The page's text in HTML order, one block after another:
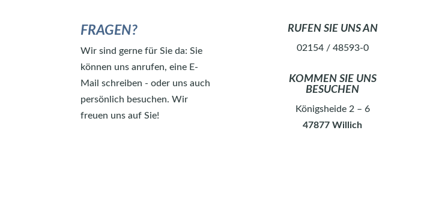
FRAGEN?
Wir sind gerne für Sie da: Sie
können uns anrufen, eine E-
Mail schreiben - oder uns auch
persönlich besuchen. Wir
freuen uns auf Sie!
RUFEN SIE UNS AN
02154 / 48593-0
KOMMEN SIE UNS
BESUCHEN
Königsheide 2 – 6
47877 Willich